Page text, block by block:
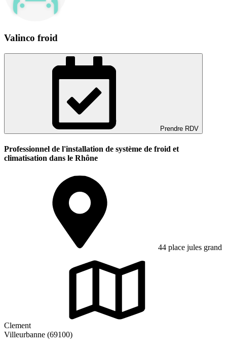
Valinco froid
Prendre RDV
Professionnel de l'installation de système de froid et
climatisation dans le Rhône
44 place jules grand
Clement
Villeurbanne (69100)